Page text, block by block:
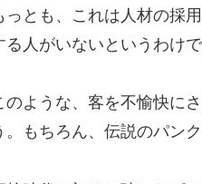
っとも、これは人材の採
る人がいないというわけで
のような、客を不愉快に
。もちろん、伝説のパン